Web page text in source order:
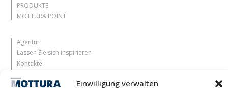
Einwilligung verwalten
PRODUKTE
MOTTURA POINT
Agentur
Lassen Sie sich inspirieren
Kontakte
Reservierter Bereich